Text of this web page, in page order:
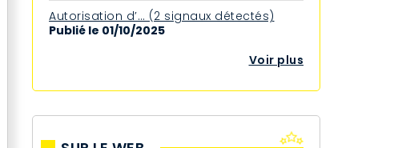
Autorisation d’… (2 signaux détectés)
Publié le 01/10/2025
Voir plus